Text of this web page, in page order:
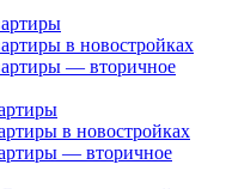
в новостройках
— вторичное
в новостройках
— вторичное